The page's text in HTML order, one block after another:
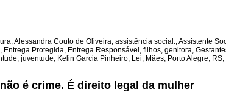
,Alessandra Couto de Oliveira, assistência social.,Assistente
, Entrega Protegida, Entrega Responsável , filhos, genitora,
, juventude, Kelin Garcia Pinheiro, Lei, Mães, Porto Alegre, RS,
é crime. É direito legal da mulher